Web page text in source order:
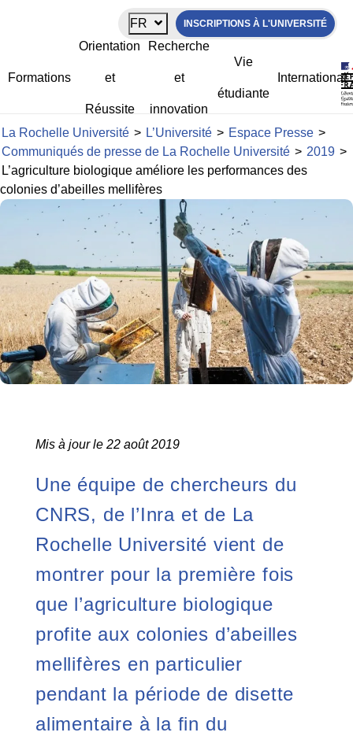
FR INSCRIPTIONS À L'UNIVERSITÉ
Formations
Orientation
et
Réussite
Recherche
et
innovation
Vie
étudiante
International
L’agriculture biologique améliore les
performances des colonies d’abeilles
mellifères
La Rochelle Université > L’Université > Espace Presse >
Communiqués de presse de La Rochelle Université > 2019 >
L’agriculture biologique améliore les performances des
colonies d’abeilles mellifères
Mis à jour le 22 août 2019
Une équipe de chercheurs du
CNRS, de l’Inra et de La
Rochelle Université vient de
montrer pour la première fois
que l’agriculture biologique
profite aux colonies d’abeilles
mellifères en particulier
pendant la période de disette
alimentaire à la fin du
Panneau de gestion des cookies